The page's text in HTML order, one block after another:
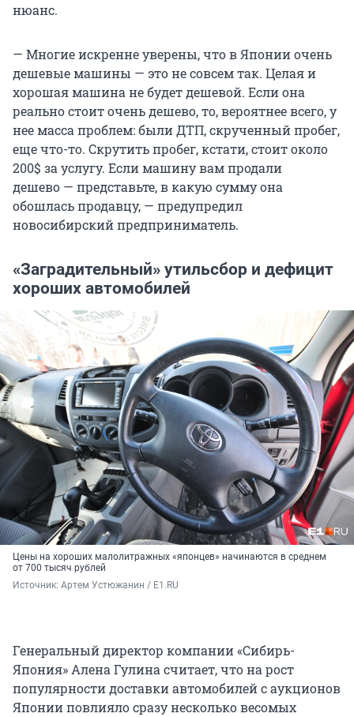
нюанс.
— Многие искренне уверены, что в Японии очень
дешевые машины — это не совсем так. Целая и
хорошая машина не будет дешевой. Если она
реально стоит очень дешево, то, вероятнее всего, у
нее масса проблем: были ДТП, скрученный пробег,
еще что-то. Скрутить пробег, кстати, стоит около
200$ за услугу. Если машину вам продали
дешево — представьте, в какую сумму она
обошлась продавцу, — предупредил
новосибирский предприниматель.
«Заградительный» утильсбор и дефицит
хороших автомобилей
Цены на хороших малолитражных «японцев» начинаются в среднем
от 700 тысяч рублей
Источник: Артем Устюжанин / E1.RU
Генеральный директор компании «Сибирь-
Япония» Алена Гулина считает, что на рост
популярности доставки автомобилей с аукционов
Японии повлияло сразу несколько весомых